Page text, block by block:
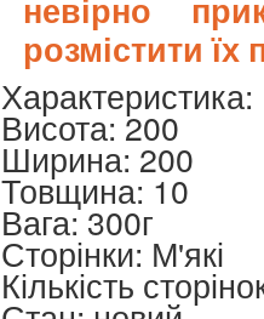
невірно
розмістити
Характеристика:
Висота: 200
Ширина: 200
Товщина: 10
Вага: 300г
Сторінки: М'які
Кількість